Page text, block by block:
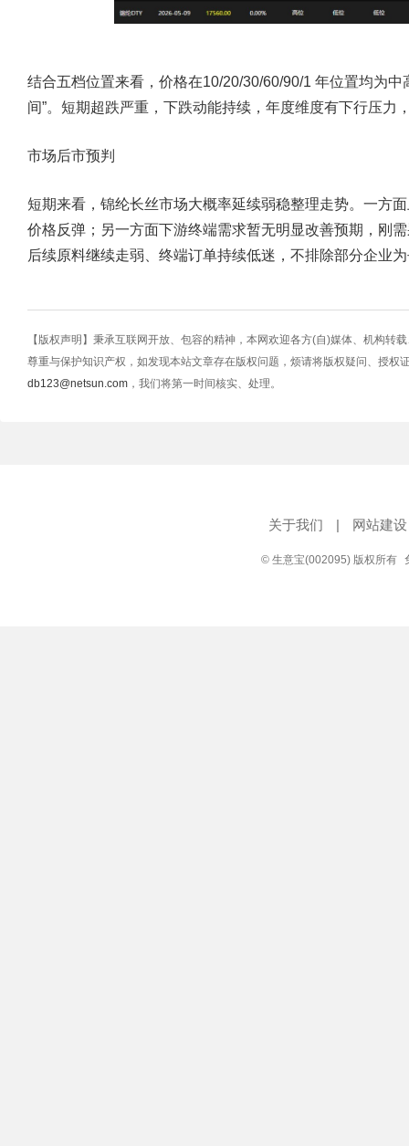
结合五档位置来看，价格在10/20/30/60/90/1 年位置均为
间”。短期超跌严重，下跌动能持续，年度维度有下行压力
市场后市预判
短期来看，锦纶长丝市场大概率延续弱稳整理走势。一方
价格反弹；另一方面下游终端需求暂无明显改善预期，刚
后续原料继续走弱、终端订单持续低迷，不排除部分企业
【版权声明】秉承互联网开放、包容的精神，本网欢迎各方(自)媒体、机构转
尊重与保护知识产权，如发现本站文章存在版权问题，烦请将版权疑问、授权
db123@netsun.com ，我们将第一时间核实、处理。
关于我们 | 网站建设
© 生意宝(002095) 版权所有